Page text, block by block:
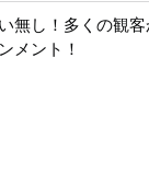
無し！多くの観
メント！